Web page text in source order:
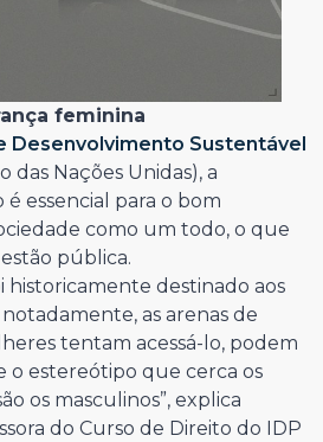
feminina
Desenvolvimento Sustentável
das Nações Unidas), a
essencial para o bom
como um todo, o que
pública.
historicamente destinado aos
notadamente, as arenas de
tentam acessá-lo, podem
o estereótipo que cerca os
os masculinos”, explica
do Curso de Direito do IDP